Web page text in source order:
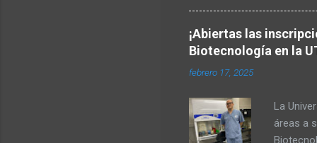
rurales.
de 1.500
¡Abiertas las
Biotecnología en la
febrero 17, 2025
La
áreas a